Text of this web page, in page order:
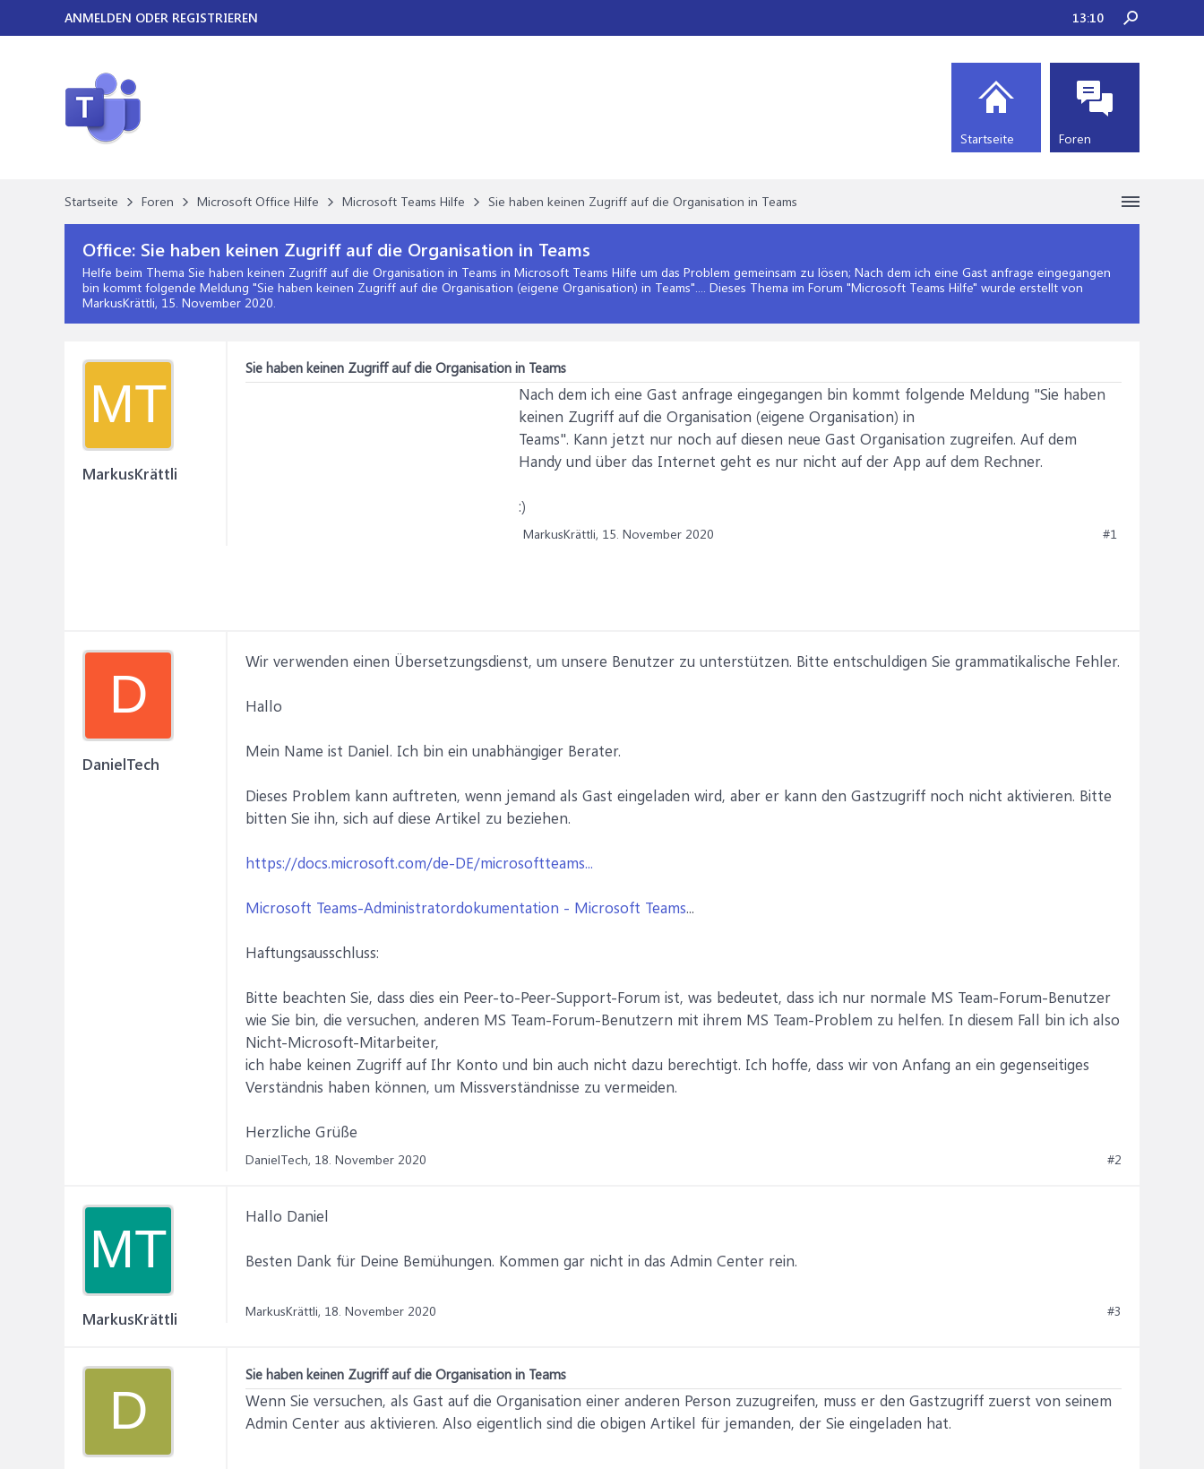
Startseite Foren Microsoft Office Hilfe Microsoft Teams Hilfe Sie haben keinen Zugriff auf die Organisation in Teams
Office: Sie haben keinen Zugriff auf die Organisation in Teams
Helfe beim Thema Sie haben keinen Zugriff auf die Organisation in Teams in Microsoft Teams Hilfe um das Problem gemeinsam zu lösen; Nach dem ich eine Gast anfrage eingegangen
bin kommt folgende Meldung "Sie haben keinen Zugriff auf die Organisation (eigene Organisation) in Teams".... Dieses Thema im Forum "Microsoft Teams Hilfe" wurde erstellt von
MarkusKrättli, 15. November 2020.
MT
MarkusKrättli
Sie haben keinen Zugriff auf die Organisation in Teams
Nach dem ich eine Gast anfrage eingegangen bin kommt folgende Meldung "Sie haben
keinen Zugriff auf die Organisation (eigene Organisation) in
Teams". Kann jetzt nur noch auf diesen neue Gast Organisation zugreifen. Auf dem
Handy und über das Internet geht es nur nicht auf der App auf dem Rechner.
:)
MarkusKrättli, 15. November 2020 #1
D
DanielTech
Wir verwenden einen Übersetzungsdienst, um unsere Benutzer zu unterstützen. Bitte entschuldigen Sie grammatikalische Fehler.
Hallo
Mein Name ist Daniel. Ich bin ein unabhängiger Berater.
Dieses Problem kann auftreten, wenn jemand als Gast eingeladen wird, aber er kann den Gastzugriff noch nicht aktivieren. Bitte
bitten Sie ihn, sich auf diese Artikel zu beziehen.
https://docs.microsoft.com/de-DE/microsoftteams...
Microsoft Teams-Administratordokumentation - Microsoft Teams...
Haftungsausschluss:
Bitte beachten Sie, dass dies ein Peer-to-Peer-Support-Forum ist, was bedeutet, dass ich nur normale MS Team-Forum-Benutzer
wie Sie bin, die versuchen, anderen MS Team-Forum-Benutzern mit ihrem MS Team-Problem zu helfen. In diesem Fall bin ich also
Nicht-Microsoft-Mitarbeiter,
ich habe keinen Zugriff auf Ihr Konto und bin auch nicht dazu berechtigt. Ich hoffe, dass wir von Anfang an ein gegenseitiges
Verständnis haben können, um Missverständnisse zu vermeiden.
Herzliche Grüße
DanielTech, 18. November 2020 #2
MT
MarkusKrättli
Hallo Daniel
Besten Dank für Deine Bemühungen. Kommen gar nicht in das Admin Center rein.
MarkusKrättli, 18. November 2020 #3
D
Sie haben keinen Zugriff auf die Organisation in Teams
Wenn Sie versuchen, als Gast auf die Organisation einer anderen Person zuzugreifen, muss er den Gastzugriff zuerst von seinem
Admin Center aus aktivieren. Also eigentlich sind die obigen Artikel für jemanden, der Sie eingeladen hat.
ANMELDEN ODER REGISTRIEREN 13:10
Startseite Foren